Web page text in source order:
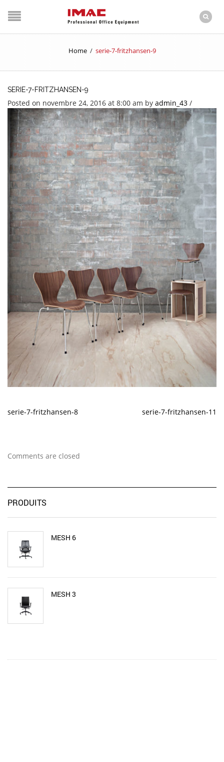
Home / serie-7-fritzhansen-9
SERIE-7-FRITZHANSEN-9
Posted on novembre 24, 2016 at 8:00 am by admin_43 /
serie-7-fritzhansen-8 serie-7-fritzhansen-11
Comments are closed
PRODUITS
MESH 6
MESH 3